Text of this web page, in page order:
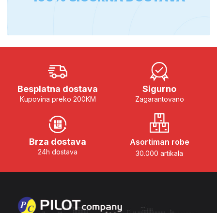
Besplatna dostava
Kupovina preko 200KM
Sigurno
Zagarantovano
Brza dostava
24h dostava
Asortiman robe
30.000 artikala